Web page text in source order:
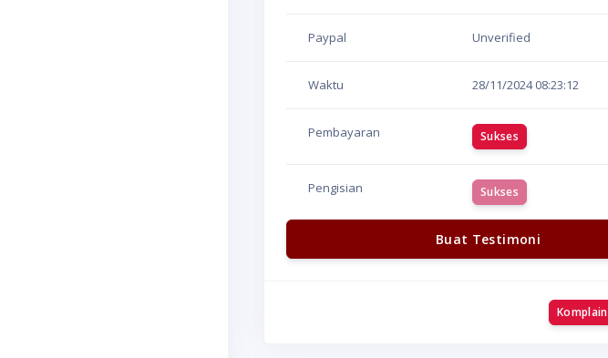
Paypal Unverified
Waktu 28/11/2024 08:23:12
Pembayaran Sukses
Pengisian Sukses
Buat Testimoni
Komplain